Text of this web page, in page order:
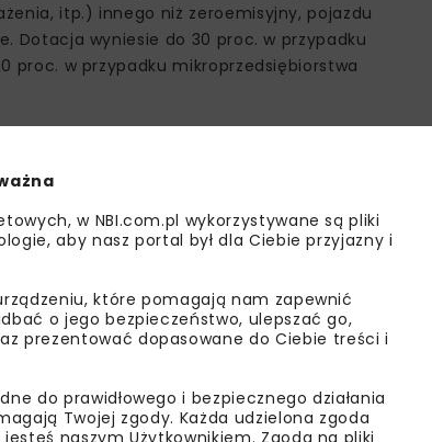
itp.) innego niż zeroemisyjny, pojazdu
Dotacja wyniesie do 30 proc. w przypadku
proc. w przypadku mikroprzedsiębiorstwa
m.in. średnioroczny przebieg
w NBI.com.pl wykorzystywane są pliki
aby nasz portal był dla Ciebie przyjazny i
które pomagają nam zapewnić
o jego bezpieczeństwo, ulepszać go,
prezentować dopasowane do Ciebie treści i
do prawidłowego i bezpiecznego działania
Twojej zgody. Każda udzielona zgoda
naszym Użytkownikiem. Zgoda na pliki